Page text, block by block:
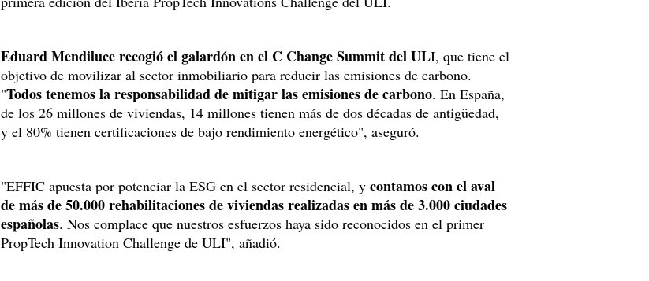
Eduard Mendiluce recogió el galardón en el C Change Summit del ULI, que tiene el
objetivo de movilizar al sector inmobiliario para reducir las emisiones de carbono.
"Todos tenemos la responsabilidad de mitigar las emisiones de carbono. En España,
de los 26 millones de viviendas, 14 millones tienen más de dos décadas de antigüedad,
y el 80% tienen certificaciones de bajo rendimiento energético", aseguró.
"EFFIC apuesta por potenciar la ESG en el sector residencial, y contamos con el aval
de más de 50.000 rehabilitaciones de viviendas realizadas en más de 3.000 ciudades
españolas. Nos complace que nuestros esfuerzos haya sido reconocidos en el primer
PropTech Innovation Challenge de ULI", añadió.